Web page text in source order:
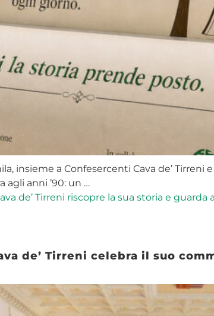
insieme a Confesercenti Cava de’
agli anni ’90: un …
de’ Tirreni riscopre la sua storia e guarda
de’ Tirreni celebra il suo